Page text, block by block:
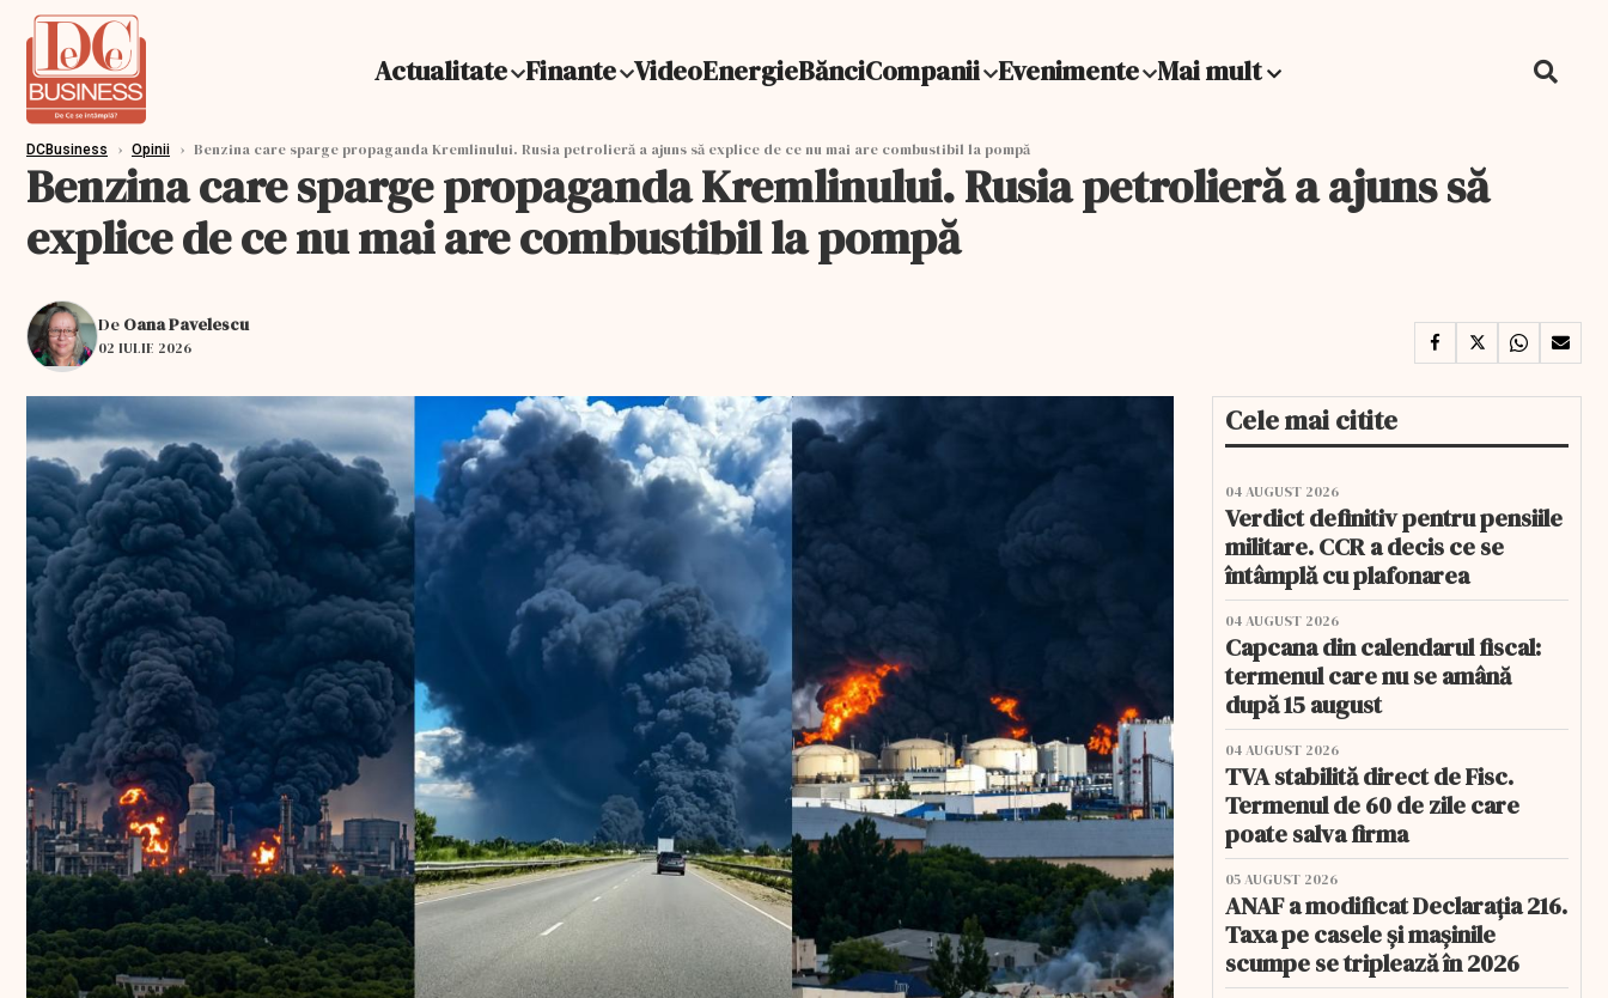
Actualitate Finante VideoEnergieBănciCompanii Evenimente Mai mult
DCBusiness › Opinii › Benzina care sparge propaganda Kremlinului. Rusia petrolieră a ajuns să explice de ce nu mai are combustibil la pompă
Benzina care sparge propaganda Kremlinului. Rusia petrolieră a ajuns să
explice de ce nu mai are combustibil la pompă
De Oana Pavelescu
02 IULIE 2026
Cele mai citite
04 AUGUST 2026
Verdict definitiv pentru pensiile
militare. CCR a decis ce se
întâmplă cu plafonarea
04 AUGUST 2026
Capcana din calendarul fiscal:
termenul care nu se amână
după 15 august
04 AUGUST 2026
TVA stabilită direct de Fisc.
Termenul de 60 de zile care
poate salva firma
05 AUGUST 2026
ANAF a modificat Declarația 216.
Taxa pe casele și mașinile
scumpe se triplează în 2026